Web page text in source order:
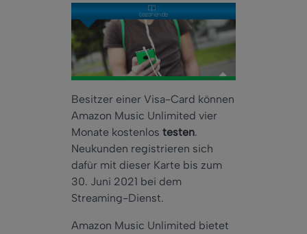
Besitzer einer Visa-Card können
Amazon Music Unlimited vier
Monate kostenlos testen.
Neukunden registrieren sich
dafür mit dieser Karte bis zum
30. Juni 2021 bei dem
Streaming-Dienst.
Amazon Music Unlimited bietet